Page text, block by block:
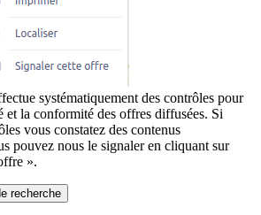
systématiquement des contrôles pour
et la conformité des offres diffusées. Si
vous constatez des contenus
pouvez nous le signaler en cliquant sur
».
recherche